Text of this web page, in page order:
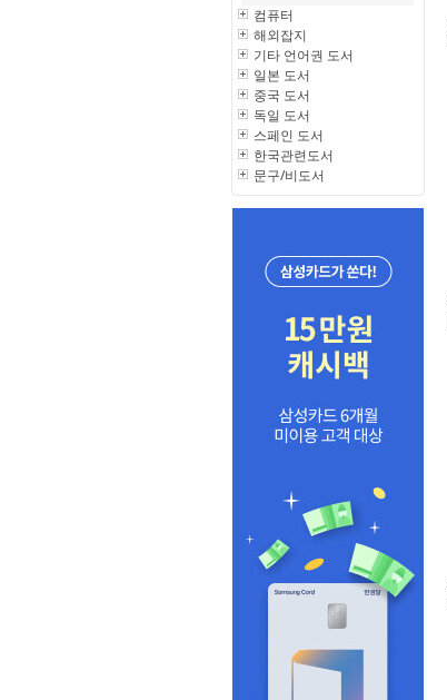
컴퓨터
해외잡지
기타 언어권 도서
일본 도서
중국 도서
독일 도서
스페인 도서
한국관련도서
문구/비도서